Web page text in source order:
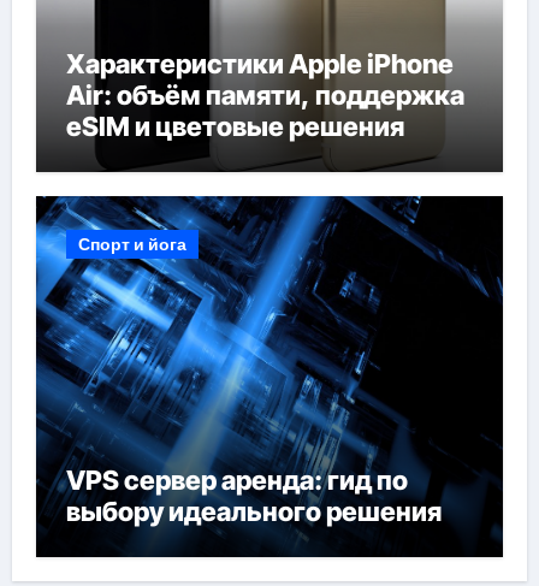
Характеристики Apple iPhone
Air: объём памяти, поддержка
eSIM и цветовые решения
Спорт и йога
VPS сервер аренда: гид по
выбору идеального решения